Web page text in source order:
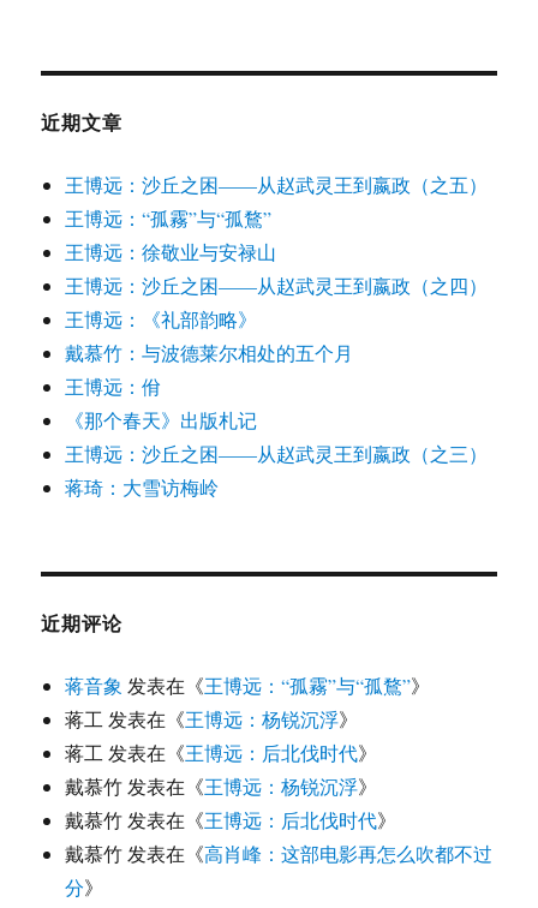
近期文章
王博远：沙丘之困——从赵武灵王到嬴政（之五）
王博远：“孤霧”与“孤鶩”
王博远：徐敬业与安禄山
王博远：沙丘之困——从赵武灵王到嬴政（之四）
王博远：《礼部韵略》
戴慕竹：与波德莱尔相处的五个月
王博远：佾
《那个春天》出版札记
王博远：沙丘之困——从赵武灵王到嬴政（之三）
蒋琦：大雪访梅岭
近期评论
蒋音象 发表在《王博远：“孤霧”与“孤鶩”》
蒋工 发表在《王博远：杨锐沉浮》
蒋工 发表在《王博远：后北伐时代》
戴慕竹 发表在《王博远：杨锐沉浮》
戴慕竹 发表在《王博远：后北伐时代》
戴慕竹 发表在《高肖峰：这部电影再怎么吹都不过
分》